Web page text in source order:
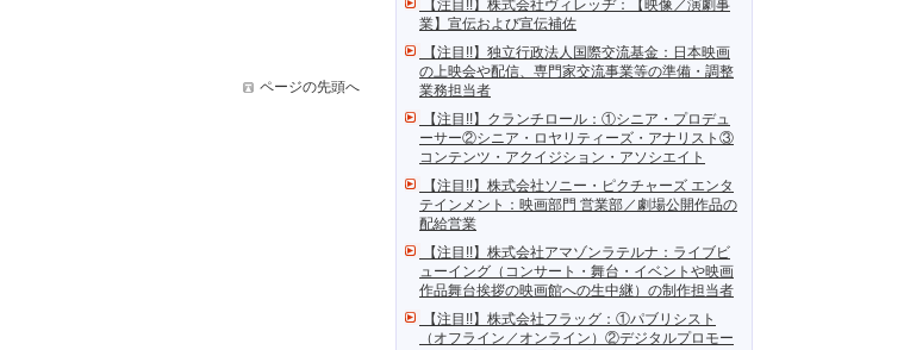
【注目!!】株式会社ヴィレッヂ：【映像／演劇事
業】宣伝および宣伝補佐
【注目!!】独立行政法人国際交流基金：日本映画
の上映会や配信、専門家交流事業等の準備・調整
業務担当者
【注目!!】クランチロール：①シニア・プロデュ
ーサー②シニア・ロヤリティーズ・アナリスト③
コンテンツ・アクイジション・アソシエイト
【注目!!】株式会社ソニー・ピクチャーズ エンタ
テインメント：映画部門 営業部／劇場公開作品の
配給営業
【注目!!】株式会社アマゾンラテルナ：ライブビ
ューイング（コンサート・舞台・イベントや映画
作品舞台挨拶の映画館への生中継）の制作担当者
【注目!!】株式会社フラッグ：①パブリシスト
（オフライン／オンライン）②デジタルプロモー
ページの先頭へ